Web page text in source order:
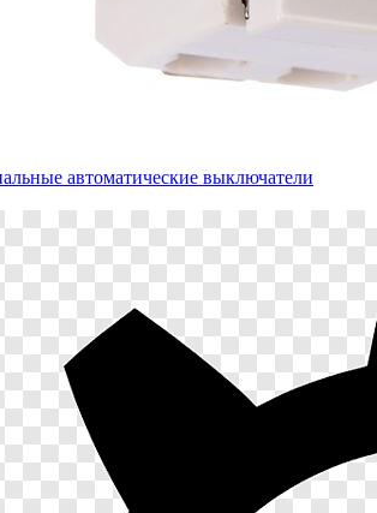
автоматические выключатели